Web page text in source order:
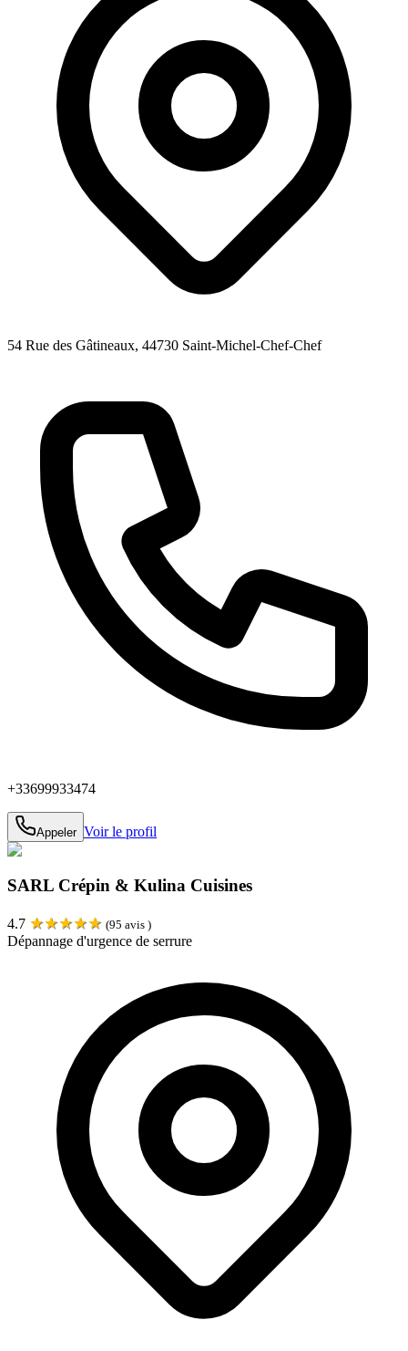
54 Rue des Gâtineaux, 44730 Saint-Michel-Chef-Chef
+33699933474
Appeler Voir le profil
SARL Crépin & Kulina Cuisines
4.7 ★★★★★ (95 avis )
Dépannage d'urgence de serrure